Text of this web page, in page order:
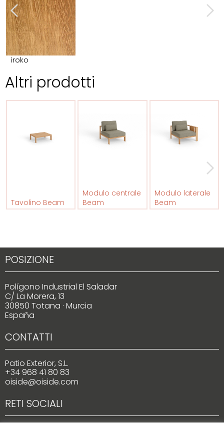
iroko
Altri prodotti
Tavolino Beam
Modulo centrale
Beam
Modulo laterale
Beam
POSIZIONE
Polígono Industrial El Saladar
C/ La Morera, 13
30850 Totana · Murcia
España
CONTATTI
Patio Exterior, S.L.
+34 968 41 80 83
oiside@oiside.com
RETI SOCIALI